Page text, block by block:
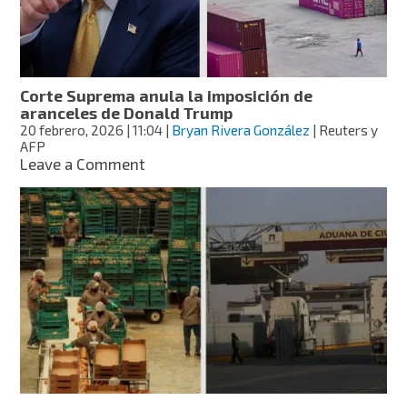
mil
mdd
por
aranceles
tras
fallo
de
la
Corte Suprema anula la imposición de
aranceles de Donald Trump
20 febrero, 2026 | 11:04 | Bryan Rivera González | Reuters y
AFP
Leave a Commenton
Suprema
anula
la
imposición
de
aranceles
de
Donald
Trump